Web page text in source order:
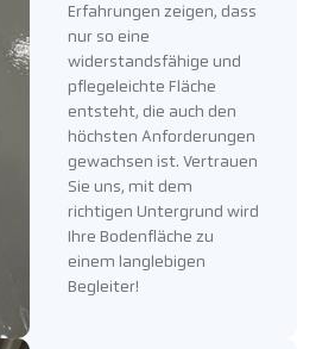
Erfahrungen zeigen, dass
nur so eine
widerstandsfähige und
pflegeleichte Fläche
entsteht, die auch den
höchsten Anforderungen
gewachsen ist. Vertrauen
Sie uns, mit dem
richtigen Untergrund wird
Ihre Bodenfläche zu
einem langlebigen
Begleiter!